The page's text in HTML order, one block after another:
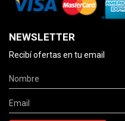
NEWSLETTER
Recibí ofertas en tu email